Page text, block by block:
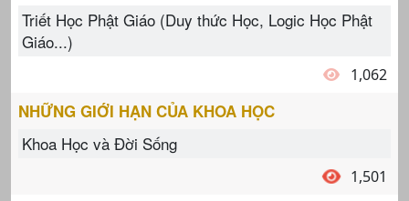
Triết Học Phật Giáo (Duy thức Học, Logic Học Phật
Giáo...)
1,062
NHỮNG GIỚI HẠN CỦA KHOA HỌC
Khoa Học và Đời Sống
1,501